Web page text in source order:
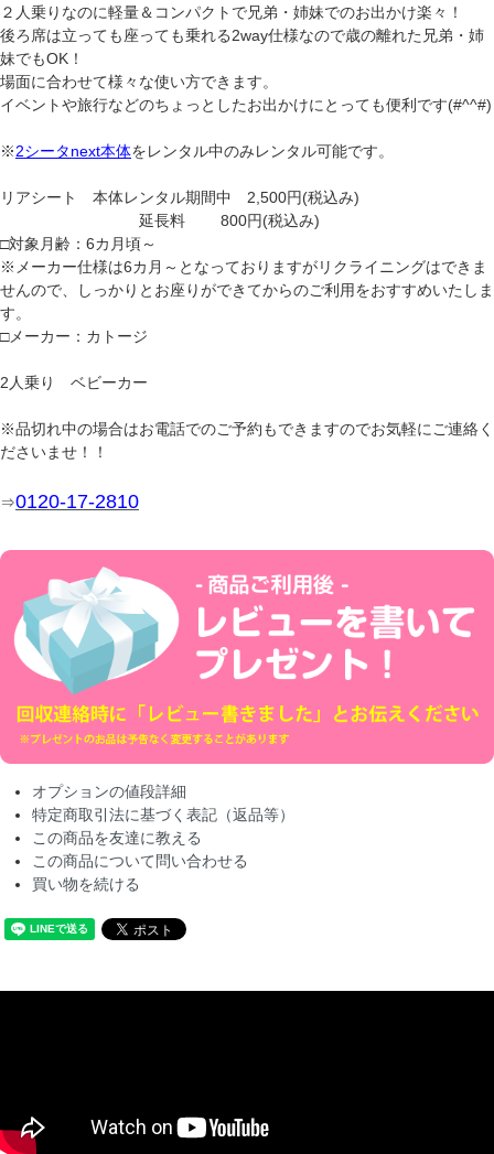
２人乗りなのに軽量＆コンパクトで兄弟・姉妹でのお出かけ楽々！
後ろ席は立っても座っても乗れる2way仕様なので歳の離れた兄弟・姉
妹でもOK！
場面に合わせて様々な使い方できます。
イベントや旅行などのちょっとしたお出かけにとっても便利です(#^^#)
※2シータnext本体をレンタル中のみレンタル可能です。
リアシート 本体レンタル期間中 2,500円(税込み)
延長料 800円(税込み)
□対象月齢：6カ月頃～
※メーカー仕様は6カ月～となっておりますがリクライニングはできま
せんので、しっかりとお座りができてからのご利用をおすすめいたしま
す。
□メーカー：カトージ
2人乗り ベビーカー
※品切れ中の場合はお電話でのご予約もできますのでお気軽にご連絡く
ださいませ！！
⇒0120-17-2810
オプションの値段詳細
特定商取引法に基づく表記（返品等）
この商品を友達に教える
この商品について問い合わせる
買い物を続ける